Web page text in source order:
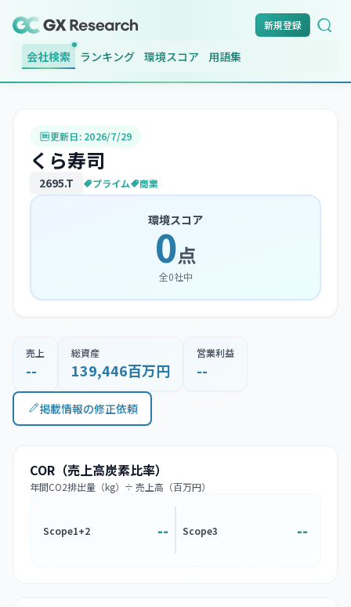
新規登録
会社検索 ランキング 環境スコア 用語集
更新日: 2026/7/29
くら寿司
2695.T プライム 商業
環境スコア
0点
全0社中
売上
--
総資産
139,446百万円
営業利益
--
掲載情報の修正依頼
COR（売上高炭素比率）
年間CO2排出量（kg）÷ 売上高（百万円）
Scope1+2 -- Scope3 --